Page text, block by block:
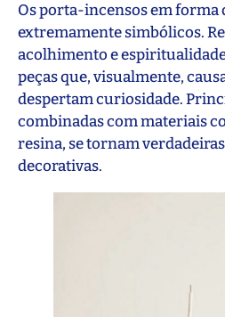
Os porta-incensos em forma
extremamente simbólicos.
acolhimento e
peças que, visualmente,
despertam curiosidade.
combinadas com materiais
resina, se tornam
decorativas.